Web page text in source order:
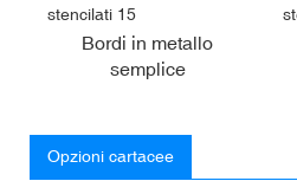
Bordi in metallo
semplice
Opzioni cartacee